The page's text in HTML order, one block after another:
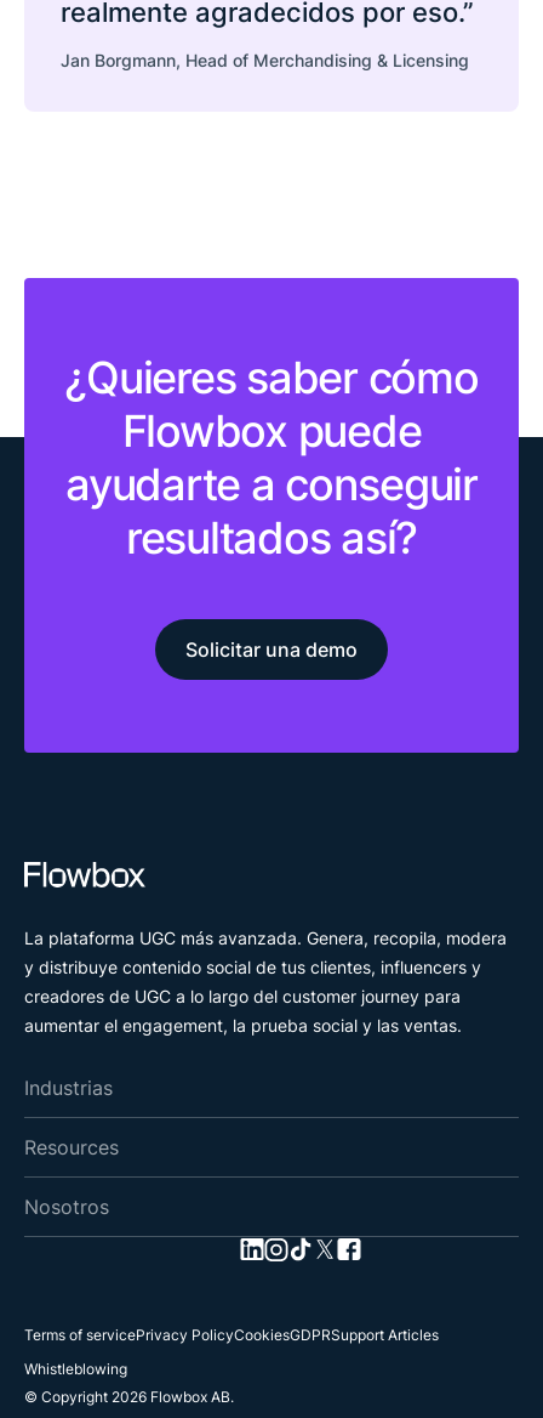
realmente agradecidos por eso.”
Jan Borgmann, Head of Merchandising & Licensing
¿Quieres saber cómo
Flowbox puede
ayudarte a conseguir
resultados así?
Solicitar una demo
La plataforma UGC más avanzada. Genera, recopila, modera
y distribuye contenido social de tus clientes, influencers y
creadores de UGC a lo largo del customer journey para
aumentar el engagement, la prueba social y las ventas.
Industrias
Resources
Nosotros
Terms of servicePrivacy PolicyCookiesGDPRSupport Articles
Whistleblowing
© Copyright 2026 Flowbox AB.